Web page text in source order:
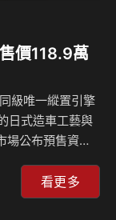
價118.9萬
級唯一縱置引擎
日式造車工藝與
場公布預售資訊
售三週內累積
輕油電性能
看更多